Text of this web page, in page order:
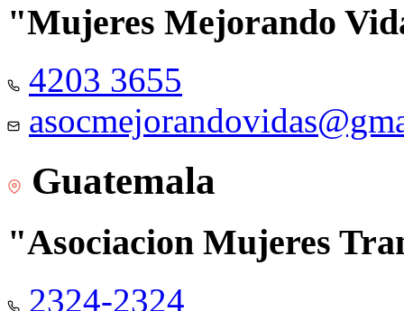
"Mujeres Mejorando
4203 3655
Guatemala
"Asociacion Mujeres
2324-2324